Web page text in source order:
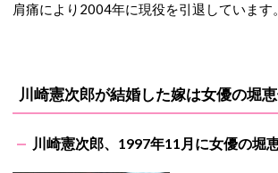
肩痛により2004年に現役を引退しています。
川崎憲次郎が結婚した嫁は女優の堀
川崎憲次郎、1997年11月に女優の堀